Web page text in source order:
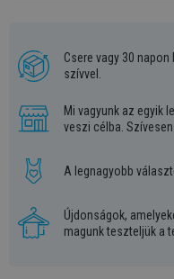
Csere vagy 30
szívvel.
Mi vagyunk az egyik
veszi célba.
A legnagyobb
Újdonságok,
magunk teszteljük a